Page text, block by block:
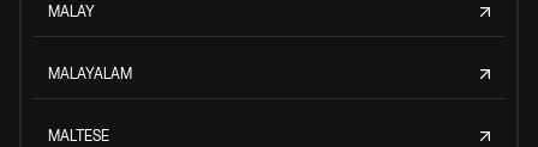
MALAY
MALAYALAM
MALTESE